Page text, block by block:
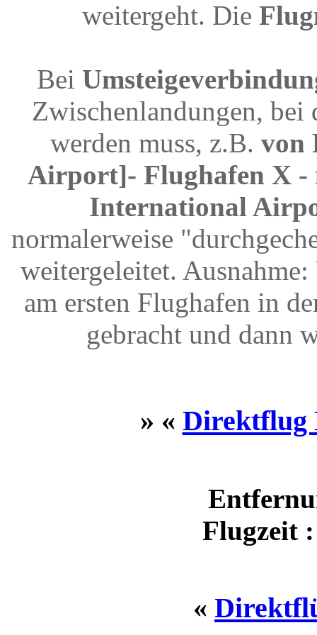
weitergeht. Die
Bei
Zwischenlandungen, bei
werden muss, z.B. von
Airport]- Flughafen X -
International
normalerweise
weitergeleitet.
am ersten Flughafen in
gebracht und dann
» « Direktflug
Flugzeit
«